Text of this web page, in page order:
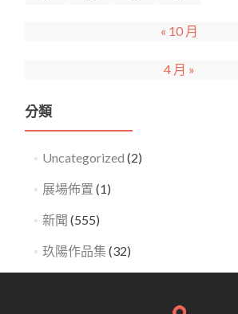
« 10 月
4 月 »
分類
Uncategorized (2)
展場佈置 (1)
新聞 (555)
玖陽作品集 (32)